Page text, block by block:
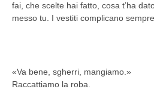
fai, che scelte hai fatto, cosa t’ha
messo tu. I vestiti complicano
«Va bene, sgherri, mangiamo.»
Raccattiamo la roba.